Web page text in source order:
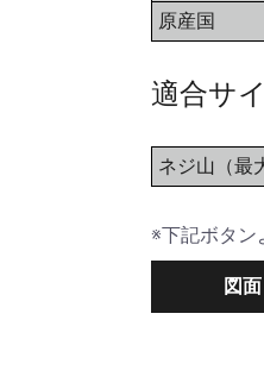
原産国
適合サ
ネジ山（最
※下記ボタン
図